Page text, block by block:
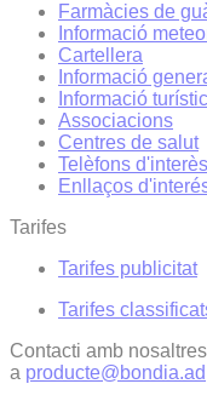
Farmàcies de
Informació
Cartellera
Informació
Informació
Associacions
Centres de salut
Telèfons d'interès
Enllaços
Tarifes
Tarifes publicitat
Tarifes
Contacti amb
a producte@bondia.ad